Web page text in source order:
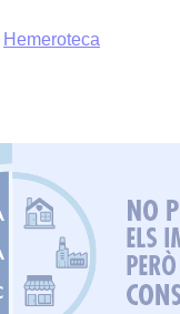
Hemeroteca